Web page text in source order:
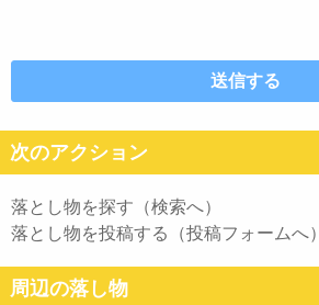
次のアクション
落とし物を探す（検索へ）
落とし物を投稿する（投稿フォームへ）
周辺の落し物